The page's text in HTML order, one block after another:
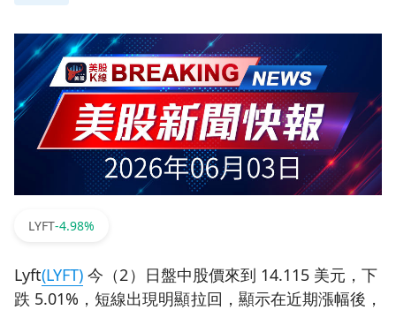
LYFT-4.98%
Lyft(LYFT) 今（2）日盤中股價來到 14.115 美元，下
跌 5.01%，短線出現明顯拉回，顯示在近期漲幅後，